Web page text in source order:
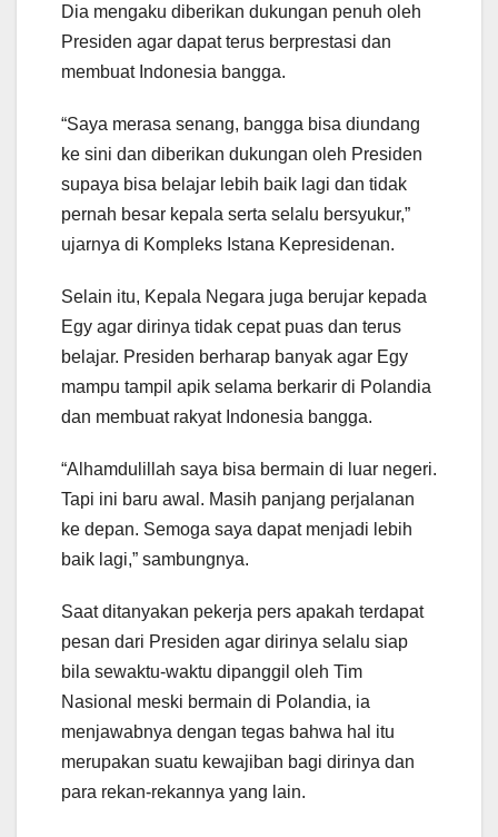
Dia mengaku diberikan dukungan penuh oleh
Presiden agar dapat terus berprestasi dan
membuat Indonesia bangga.
“Saya merasa senang, bangga bisa diundang
ke sini dan diberikan dukungan oleh Presiden
supaya bisa belajar lebih baik lagi dan tidak
pernah besar kepala serta selalu bersyukur,”
ujarnya di Kompleks Istana Kepresidenan.
Selain itu, Kepala Negara juga berujar kepada
Egy agar dirinya tidak cepat puas dan terus
belajar. Presiden berharap banyak agar Egy
mampu tampil apik selama berkarir di Polandia
dan membuat rakyat Indonesia bangga.
“Alhamdulillah saya bisa bermain di luar negeri.
Tapi ini baru awal. Masih panjang perjalanan
ke depan. Semoga saya dapat menjadi lebih
baik lagi,” sambungnya.
Saat ditanyakan pekerja pers apakah terdapat
pesan dari Presiden agar dirinya selalu siap
bila sewaktu-waktu dipanggil oleh Tim
Nasional meski bermain di Polandia, ia
menjawabnya dengan tegas bahwa hal itu
merupakan suatu kewajiban bagi dirinya dan
para rekan-rekannya yang lain.